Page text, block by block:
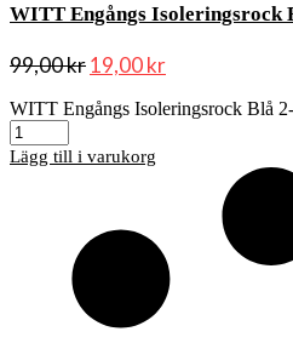
WITT Engångs Isoleringsrock
99,00kr19,00kr
WITT Engångs Isoleringsrock Blå
Lägg till i varukorg